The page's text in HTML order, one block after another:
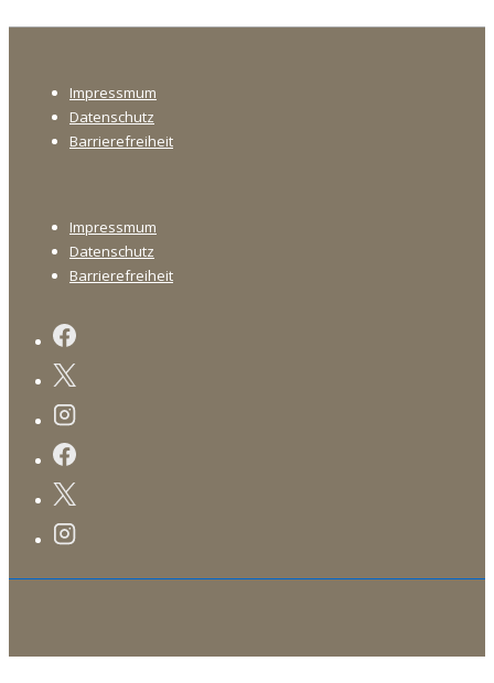
Oberpfalz
staatlich
anerkannte
Umweltstation
MenüImpressmum
Datenschutz
Barrierefreiheit
MenüImpressmum
Datenschutz
Barrierefreiheit